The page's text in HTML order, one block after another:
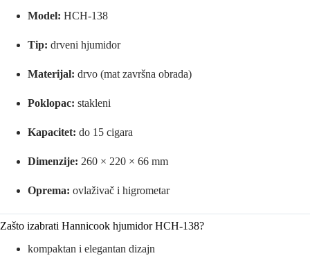
Model: HCH-138
Tip: drveni hjumidor
Materijal: drvo (mat završna obrada)
Poklopac: stakleni
Kapacitet: do 15 cigara
Dimenzije: 260 × 220 × 66 mm
Oprema: ovlaživač i higrometar
Zašto izabrati Hannicook hjumidor HCH-138?
kompaktan i elegantan dizajn